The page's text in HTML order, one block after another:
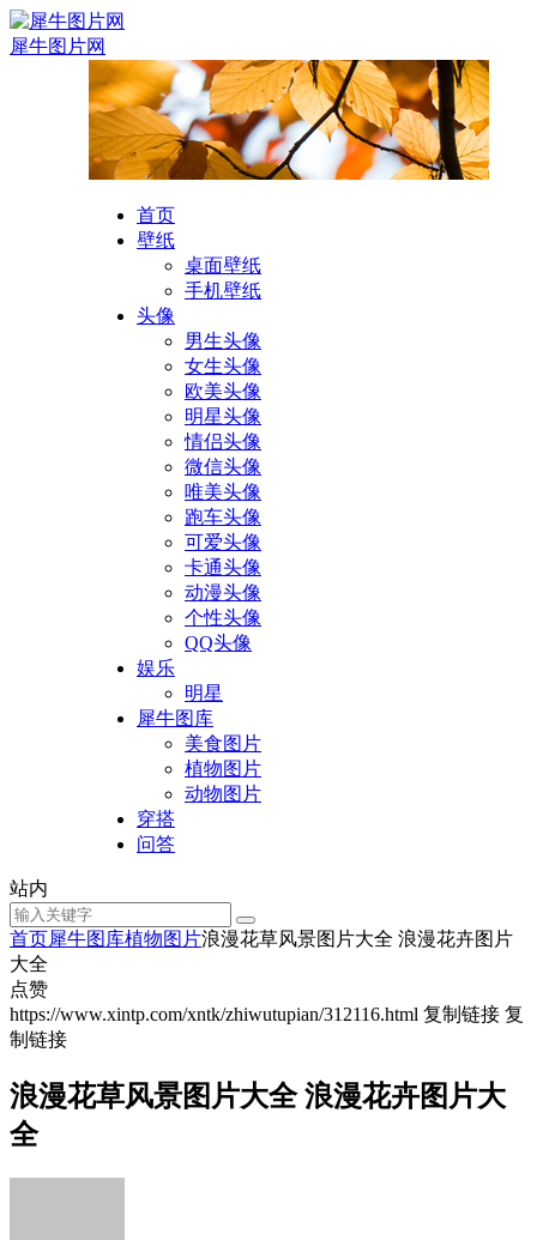
犀牛图片网
首页
壁纸
桌面壁纸
手机壁纸
头像
男生头像
女生头像
欧美头像
明星头像
情侣头像
微信头像
唯美头像
跑车头像
可爱头像
卡通头像
动漫头像
个性头像
QQ头像
娱乐
明星
犀牛图库
美食图片
植物图片
动物图片
穿搭
问答
站内
首页犀牛图库植物图片浪漫花草风景图片大全 浪漫花卉图片
大全
点赞
https://www.xintp.com/xntk/zhiwutupian/312116.html 复制链接 复
制链接
浪漫花草风景图片大全 浪漫花卉图片大
全